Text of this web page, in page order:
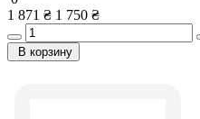
1 871 ₴ 1 750 ₴
В корзину